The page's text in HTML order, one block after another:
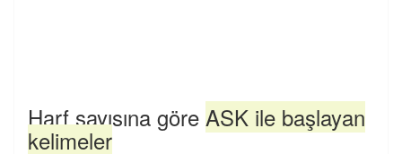
Harf sayısına göre ASK ile başlayan
kelimeler